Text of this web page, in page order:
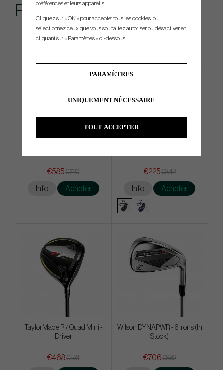
Produits similaires
€585€720
Info Acheter
€225€342
Info Acheter
TaylorMade R7 Quad Mini -
Driver
€468€531
Wilson DYNAPWR - 6 irons (In
Stock)
€706€882
préférences et leurs appareils.
Cliquez sur « OK » pour accepter tous les cookies, ou
sélectionnez ceux que vous souhaitez autoriser ou désactiver en
cliquant sur « Paramètres » ci-dessous.
PARAMÈTRES
UNIQUEMENT NÉCESSAIRE
TOUT ACCEPTER